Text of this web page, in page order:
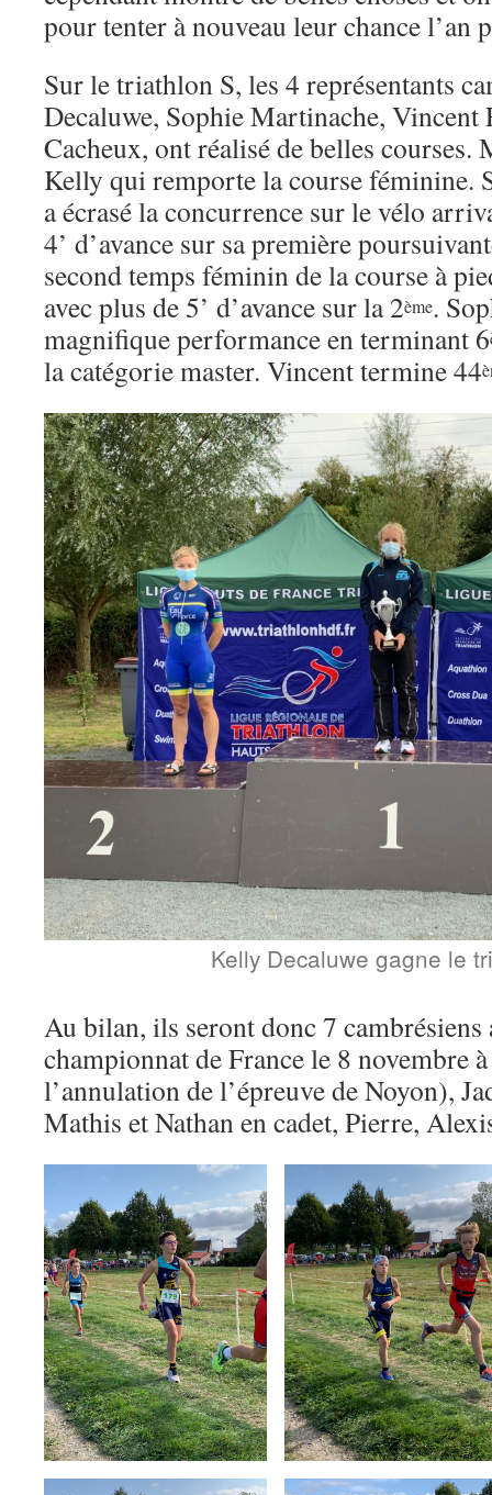
pour tenter à nouveau leur chance l’an
Sur le triathlon S, les 4 représentants
Decaluwe, Sophie Martinache, Vincent
Cacheux, ont réalisé de belles courses.
Kelly qui remporte la course féminine.
a écrasé la concurrence sur le vélo
4’ d’avance sur sa première
second temps féminin de la course à
avec plus de 5’ d’avance sur la 2ème.
magnifique performance en terminant 6
la catégorie master. Vincent termine 44
Kelly Decaluwe gagne le
Au bilan, ils seront donc 7 cambrésiens
championnat de France le 8 novembre
l’annulation de l’épreuve de Noyon),
Mathis et Nathan en cadet, Pierre,